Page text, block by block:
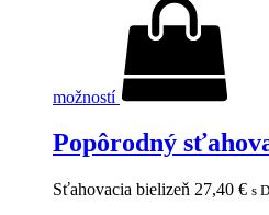
možností
Popôrodný
Sťahovacia bielizeň 27,40 € s